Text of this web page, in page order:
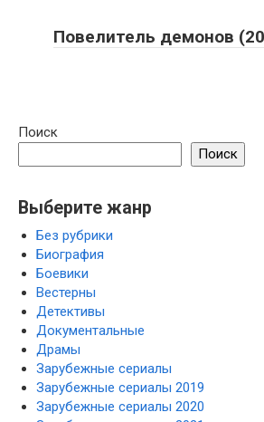
Повелитель демонов
Поиск
Поиск
Выберите жанр
Без рубрики
Биография
Боевики
Вестерны
Детективы
Документальные
Драмы
Зарубежные сериалы
Зарубежные сериалы 2019
Зарубежные сериалы 2020